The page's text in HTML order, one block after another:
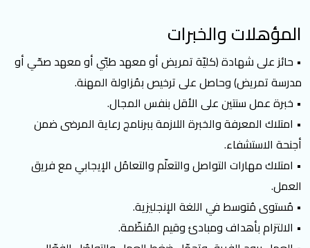
المؤهلات والخبرات
• حائز على شهادة (كليّة تمريض أو معهد طبّي أو معهد صحّي أو
مدرسة تمريض) وحاصل على ترخيص بمُزاولة المهنة.
• خبرة عمل سنتين على الأقل بنفس المجال.
• امتلاك المعرفة والخبرة اللازمة ببرنامج رعاية المرضى ضمن
أجنحة الاستشفاء.
• امتلاك مهارات التواصل والتعلّم والتعامُل الإيجابي مع فريق
العمل.
• مُستوى مُتوسط في اللغة الإنجليزية.
• الالتزام بأهداف ومبادئ وقيم المُنظّمة.